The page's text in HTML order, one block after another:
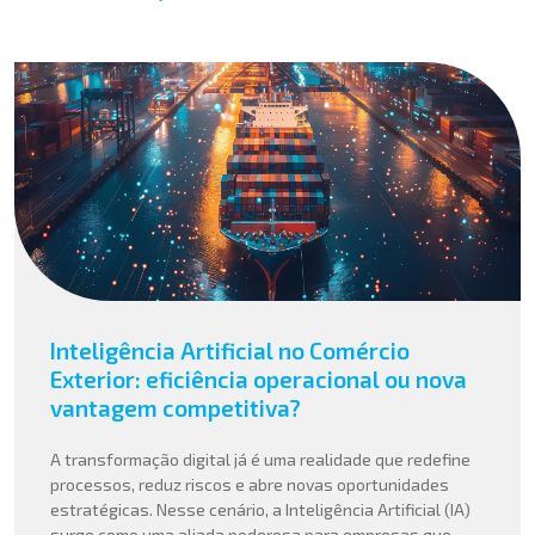
Inteligência Artificial no Comércio
Exterior: eficiência operacional ou nova
vantagem competitiva?
A transformação digital já é uma realidade que redefine
processos, reduz riscos e abre novas oportunidades
estratégicas. Nesse cenário, a Inteligência Artificial (IA)